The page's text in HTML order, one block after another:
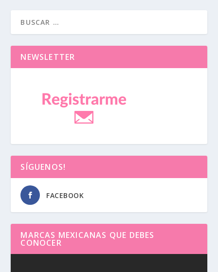
NEWSLETTER
SÍGUENOS!
FACEBOOK
MARCAS MEXICANAS QUE DEBES
CONOCER